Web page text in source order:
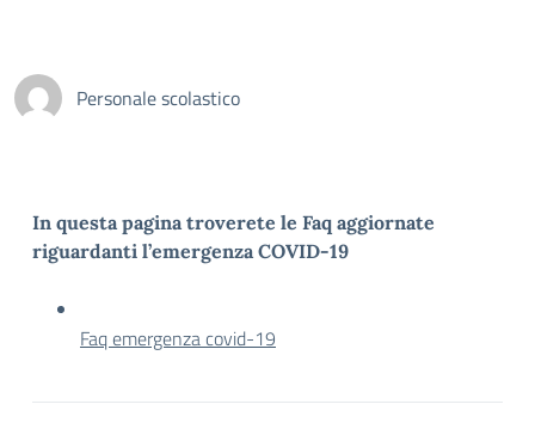
Personale scolastico
In questa pagina troverete le Faq aggiornate
riguardanti l’emergenza COVID-19
Faq emergenza covid-19